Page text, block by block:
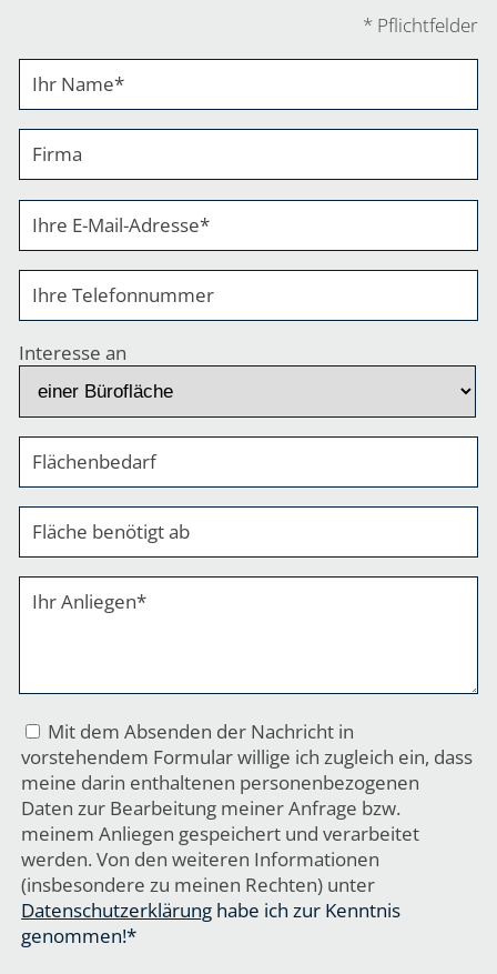
* Pflichtfelder
Ihr Name*
Firma
Ihre E-Mail-Adresse*
Ihre Telefonnummer
Interesse an
Flächenbedarf
Fläche benötigt ab
Ihr Anliegen*
Mit dem Absenden der Nachricht in
vorstehendem Formular willige ich zugleich ein, dass
meine darin enthaltenen personenbezogenen
Daten zur Bearbeitung meiner Anfrage bzw.
meinem Anliegen gespeichert und verarbeitet
werden. Von den weiteren Informationen
(insbesondere zu meinen Rechten) unter
Datenschutzerklärung habe ich zur Kenntnis
genommen!*